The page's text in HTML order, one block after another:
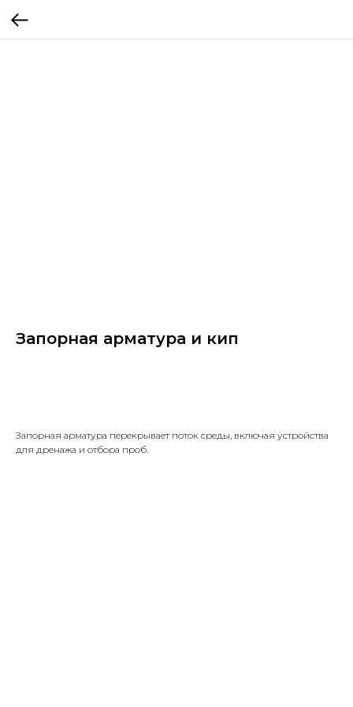
Запорная арматура и кип
Запорная арматура перекрывает поток среды, включая устройства
для дренажа и отбора проб.